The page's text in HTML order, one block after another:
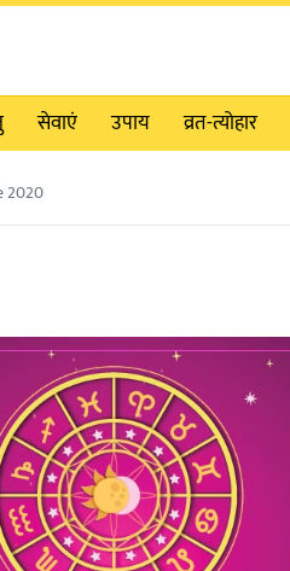
सेवाएं उपाय व्रत-त्योहार
2020